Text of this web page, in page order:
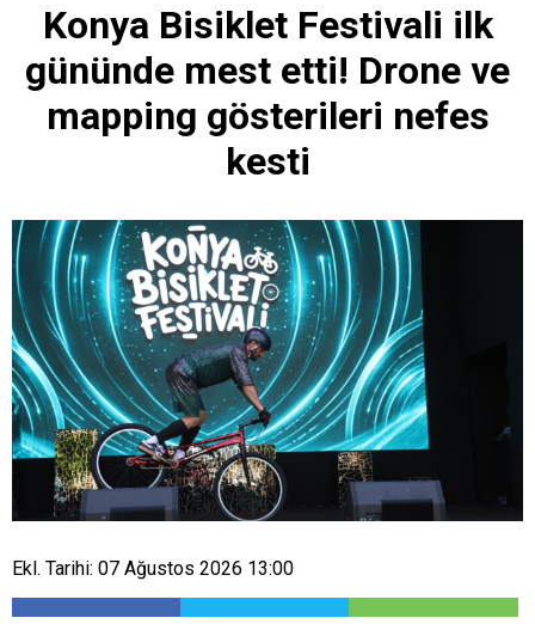
Konya Bisiklet Festivali ilk
gününde mest etti! Drone ve
mapping gösterileri nefes
kesti
Ekl. Tarihi: 07 Ağustos 2026 13:00